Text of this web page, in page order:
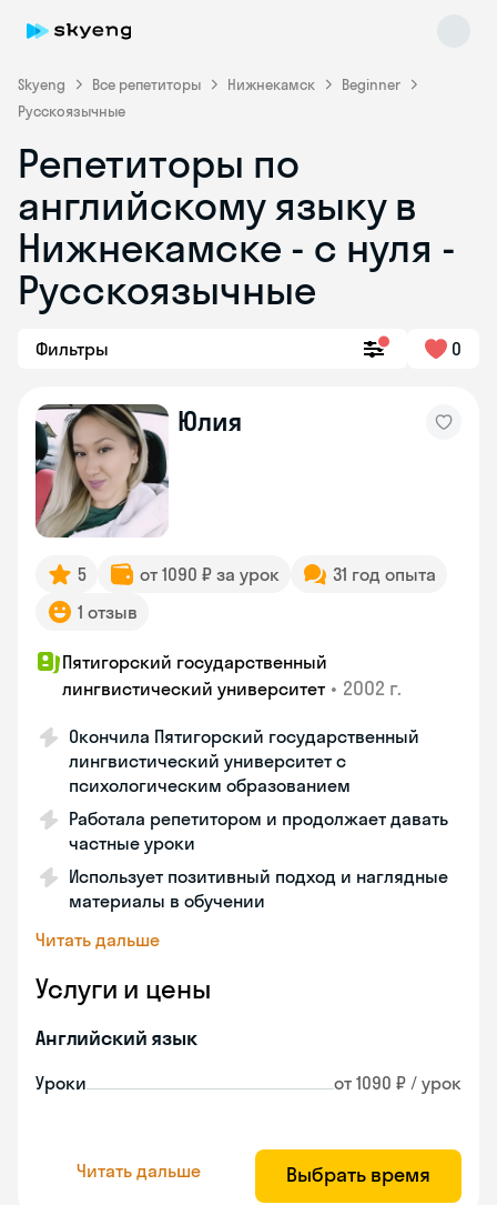
Skyeng Все репетиторы Нижнекамск
Beginner
Русскоязычные
Репетиторы по
английскому языку в
Нижнекамске - с нуля -
Русскоязычные
Фильтры 0
Юлия
5 от 1090 ₽ за урок
31 год опыта
1 отзыв
Пятигорский государственный
лингвистический университет • 2002 г.
Окончила Пятигорский государственный
лингвистический университет с
психологическим образованием
Работала репетитором и продолжает давать
частные уроки
Использует позитивный подход и наглядные
материалы в обучении
Читать дальше
Услуги и цены
Английский язык
Уроки от 1090 ₽ / урок
Читать дальше Выбрать время
Skyeng Chat